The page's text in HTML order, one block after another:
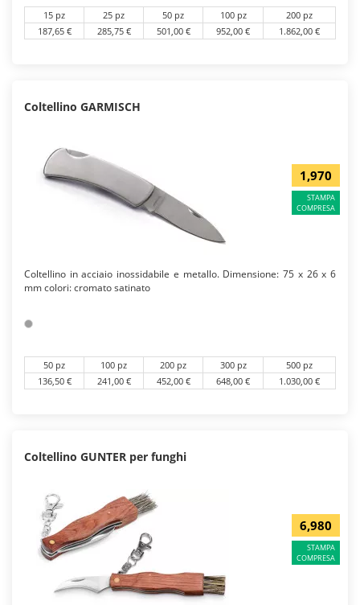
15 pz 25 pz 50 pz 100 pz
200 pz
187,65 €
285,75 € 501,00 € 952,00 € 1.862,00 €
Coltellino GARMISCH
1,970
STAMPA
COMPRESA
Coltellino in acciaio inossidabile e metallo. Dimensione: 75 x 26 x 6
mm colori: cromato satinato
50 pz 100 pz 200 pz 300 pz
500 pz
136,50 €
241,00 € 452,00 € 648,00 € 1.030,00 €
Coltellino GUNTER per funghi
6,980
STAMPA
COMPRESA